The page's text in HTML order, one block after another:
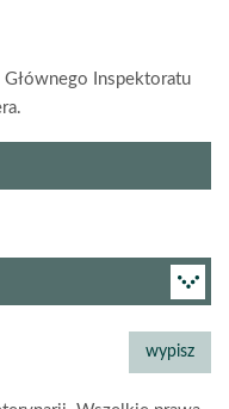
Inspektoratu